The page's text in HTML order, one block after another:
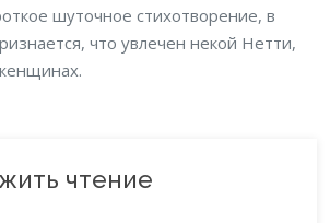
шуточное стихотворение, в
что увлечен некой Нетти,
чтение